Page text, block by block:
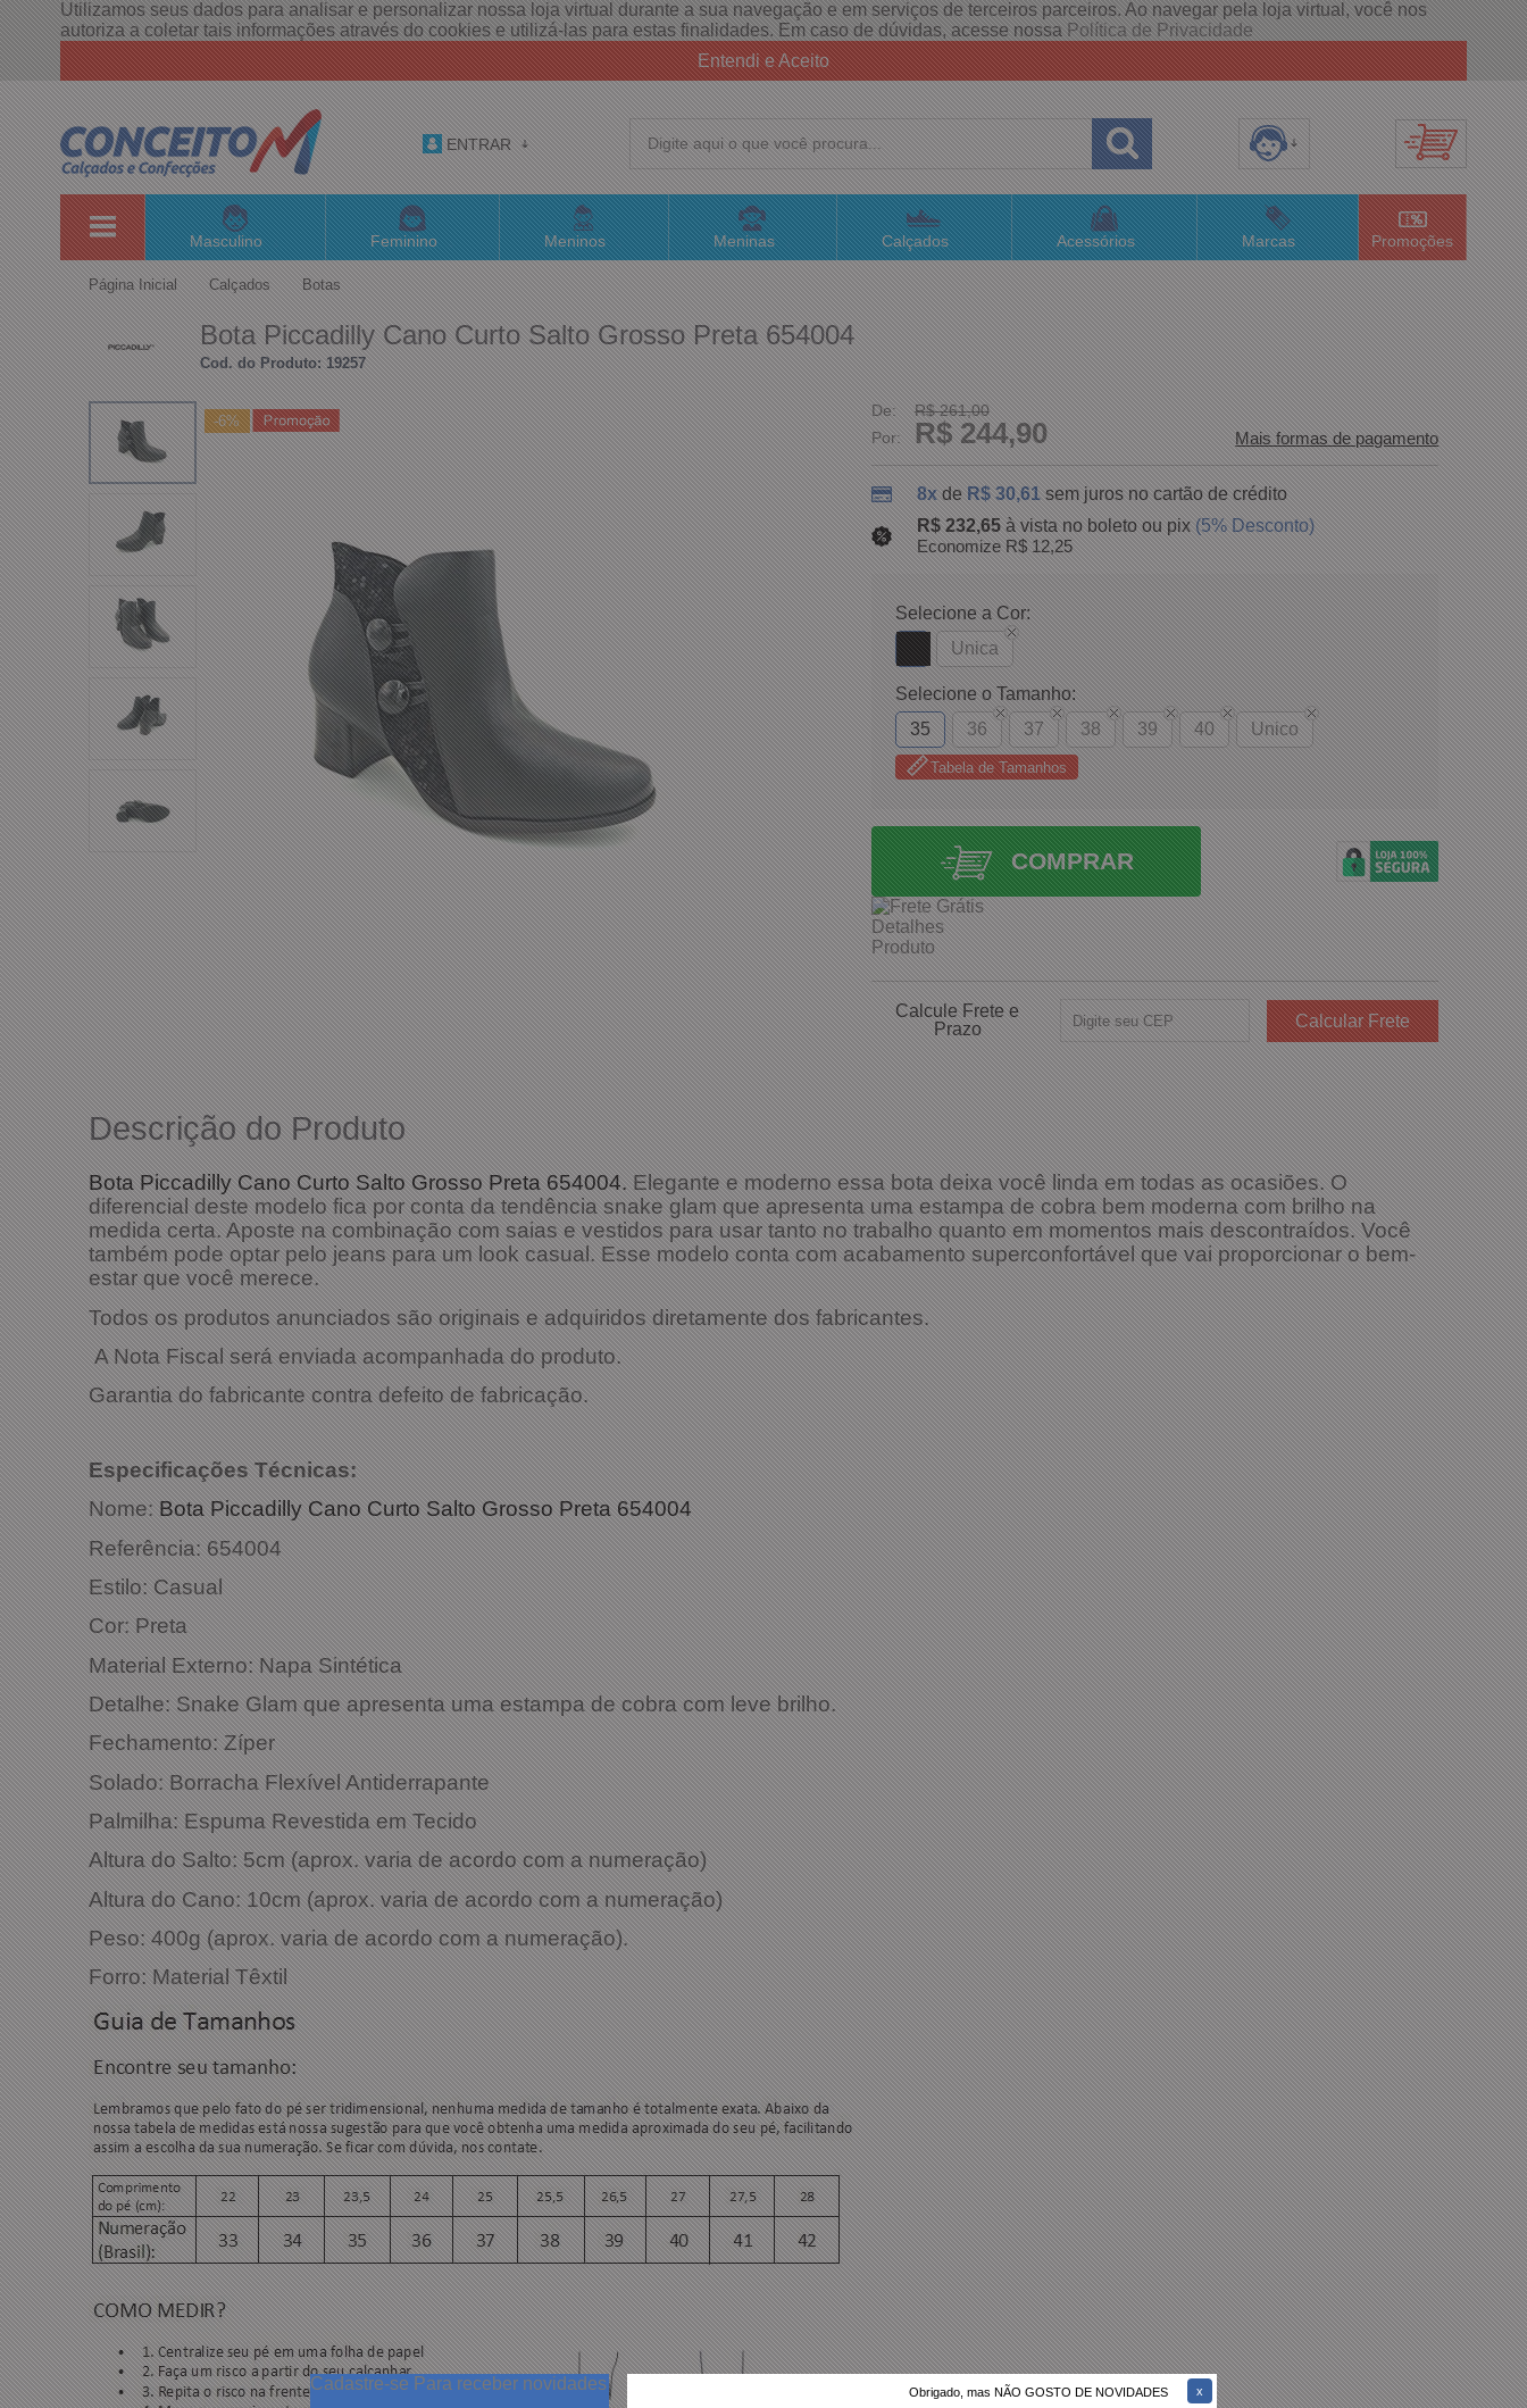
Utilizamos seus dados para analisar e personalizar nossa loja virtual durante a sua navegação e em serviços de terceiros parceiros. Ao navegar pela loja virtual, você nos
autoriza a coletar tais informações através do cookies e utilizá-las para estas finalidades. Em caso de dúvidas, acesse nossaPolítica de Privacidade
Entendi e Aceito
Obrigado, mas NÃO GOSTO DE NOVIDADES
Cadastre-se Para receber novidades
ENTRAR
(48) 3658-4820
(48)996063435
sac@lojaconceitom.com.br
Atendimento Online
Masculino Feminino Meninos Meninas Calçados Acessórios Marcas Promoções
Página Inicial Calçados Botas
Bota Piccadilly Cano Curto Salto Grosso Preta 654004
Cod. do Produto: 19257
-6%
De:
R$ 261,00
Por:
R$ 244,90 Mais formas de pagamento
8xdeR$ 30,61 sem juros no cartão de crédito
R$ 232,65à vista no boleto ou pix (5% Desconto)
Economize R$ 12,25
Selecione a Cor:
Unica
Selecione o Tamanho:
35
36 37 38 39 40 Unico
Tabela de Tamanhos
COMPRAR
Calcule Frete e
Prazo
Descrição do Produto
Bota Piccadilly Cano Curto Salto Grosso Preta 654004.Elegante e moderno essa bota deixa você linda em todas as ocasiões. O
diferencial deste modelo fica por conta da tendência snake glam que apresenta uma estampa de cobra bem moderna com brilho na
medida certa. Aposte na combinação com saias e vestidos para usar tanto no trabalho quanto em momentos mais descontraídos. Você
também pode optar pelo jeans para um look casual. Esse modelo conta com acabamento superconfortável que vai proporcionar o bem-
estar que você merece.
Todos os produtos anunciados são originais e adquiridos diretamente dos fabricantes.
A Nota Fiscal será enviada acompanhada do produto.
Garantia do fabricante contra defeito de fabricação.
Especificações Técnicas:
Nome:Bota Piccadilly Cano Curto Salto Grosso Preta 654004
Referência: 654004
Estilo: Casual
Cor: Preta
Material Externo: Napa Sintética
Detalhe: Snake Glam que apresenta uma estampa de cobra com leve brilho.
Fechamento: Zíper
Solado: Borracha Flexível Antiderrapante
Palmilha: Espuma Revestida em Tecido
Altura do Salto: 5cm (aprox. varia de acordo com a numeração)
Altura do Cano: 10cm (aprox. varia de acordo com a numeração)
Peso: 400g (aprox. varia de acordo com a numeração).
Forro: Material Têxtil